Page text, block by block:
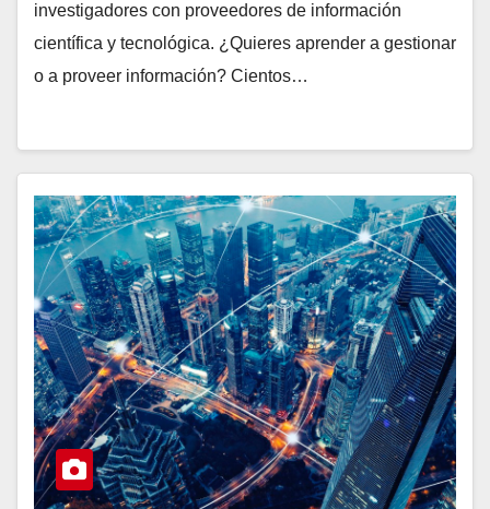
investigadores con proveedores de información
científica y tecnológica. ¿Quieres aprender a gestionar
o a proveer información? Cientos…